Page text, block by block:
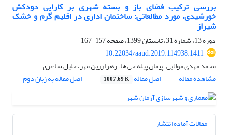
بررسی ترکیب فضای باز و بسته شهری بر کارایی دودکش
خورشیدی، مورد مطالعاتی: ساختمان اداری در اقلیم گرم و خشک
شیراز
دوره 13، شماره 31، تابستان 1399، صفحه
157-167
10.22034/aaud.2019.114938.1411
محمد مهدی مولایی، پیمان پیله چی ها، زهرا زرین مهر، جلیل شاعری
مشاهده مقاله
اصل مقاله 1007.69 K اصل مقاله به زبان دوم
مقالات آماده انتشار